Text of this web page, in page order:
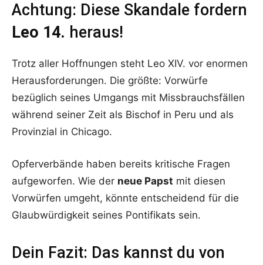
Achtung: Diese Skandale fordern
Leo 14. heraus!
Trotz aller Hoffnungen steht Leo XIV. vor enormen
Herausforderungen. Die größte: Vorwürfe
bezüglich seines Umgangs mit Missbrauchsfällen
während seiner Zeit als Bischof in Peru und als
Provinzial in Chicago.
Opferverbände haben bereits kritische Fragen
aufgeworfen. Wie der neue Papst mit diesen
Vorwürfen umgeht, könnte entscheidend für die
Glaubwürdigkeit seines Pontifikats sein.
Dein Fazit: Das kannst du von